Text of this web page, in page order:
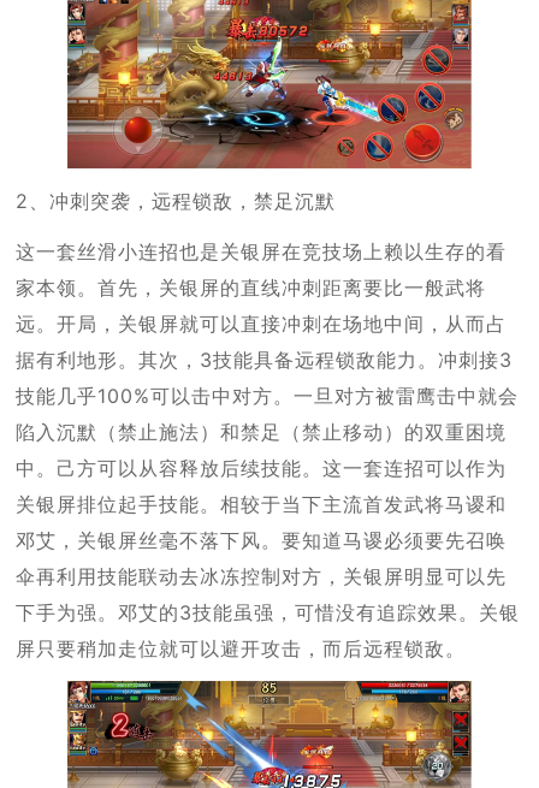
2、冲刺突袭，远程锁敌，禁足沉默
这一套丝滑小连招也是关银屏在竞技场上赖以生存的看
家本领。首先，关银屏的直线冲刺距离要比一般武将
远。开局，关银屏就可以直接冲刺在场地中间，从而占
据有利地形。其次，3技能具备远程锁敌能力。冲刺接3
技能几乎100%可以击中对方。一旦对方被雷鹰击中就会
陷入沉默（禁止施法）和禁足（禁止移动）的双重困境
中。己方可以从容释放后续技能。这一套连招可以作为
关银屏排位起手技能。相较于当下主流首发武将马谡和
邓艾，关银屏丝毫不落下风。要知道马谡必须要先召唤
伞再利用技能联动去冰冻控制对方，关银屏明显可以先
下手为强。邓艾的3技能虽强，可惜没有追踪效果。关银
屏只要稍加走位就可以避开攻击，而后远程锁敌。